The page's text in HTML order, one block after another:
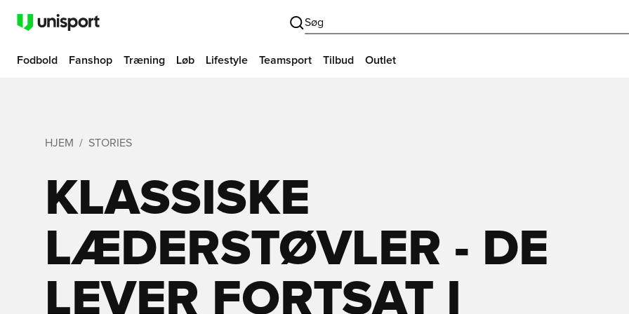
Søg
Fodbold Fanshop Træning Løb Lifestyle Teamsport Tilbud Outlet
HJEM STORIES
KLASSISKE
LÆDERSTØVLER - DE
LEVER FORTSAT I